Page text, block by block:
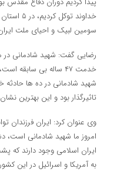
سومین لبیک و احیای ملت ایران نیز
رضایی گفت: شهید شادمانی در
خدمت ۴۷ ساله بی
تاثیرگذار بود و این بهترین
وی عنوان کرد: ایران فرزندان
امروز ما شهید شادمانی است،
ایران اسلامی وجود دارند که
به آمریکا و اسرائیل در این